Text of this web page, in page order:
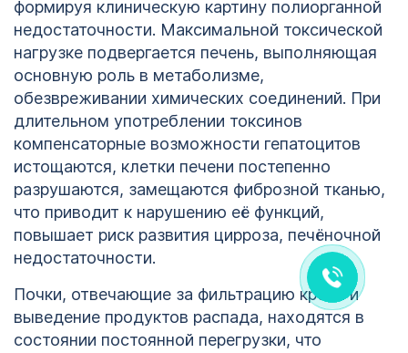
Мария Волкова
Здравствуйте! Готова помочь
вам. Напишите мне, если у
вас появятся вопросы.
формируя клиническую картину полиорганной
недостаточности. Максимальной токсической
нагрузке подвергается печень, выполняющая
основную роль в метаболизме,
обезвреживании химических соединений. При
длительном употреблении токсинов
компенсаторные возможности гепатоцитов
истощаются, клетки печени постепенно
разрушаются, замещаются фиброзной тканью,
что приводит к нарушению её функций,
повышает риск развития цирроза, печёночной
недостаточности.
Почки, отвечающие за фильтрацию крови и
выведение продуктов распада, находятся в
состоянии постоянной перегрузки, что